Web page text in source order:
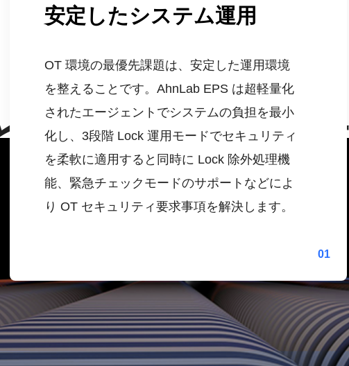
安定したシステム運用
OT 環境の最優先課題は、安定した運用環境
を整えることです。AhnLab EPS は超軽量化
されたエージェントでシステムの負担を最小
化し、3段階 Lock 運用モードでセキュリティ
を柔軟に適用すると同時に Lock 除外処理機
能、緊急チェックモードのサポートなどによ
り OT セキュリティ要求事項を解決します。
01
強力な脅威遮断